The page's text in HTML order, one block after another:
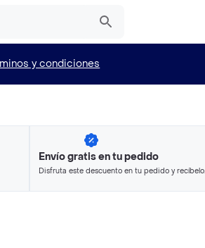
y condiciones
Envío gratis en tu pedido
Disfruta este descuento en tu pedido y recíbelo